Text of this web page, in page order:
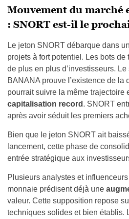
Mouvement du
: SNORT est-il le
Le jeton SNORT débarque dans
projets à fort potentiel. Les bots de
de plus en plus d’investisseurs.
BANANA prouve l’existence de la
pourrait suivre la même trajectoire
capitalisation record . SNORT
après avoir séduit les premiers
Bien que le jeton SNORT ait
lancement, cette phase de
entrée stratégique aux
Plusieurs analystes et
monnaie prédisent déjà une
valeur. Cette supposition repose
techniques solides et bien établis.